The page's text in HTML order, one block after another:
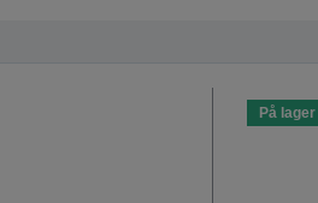
På lager